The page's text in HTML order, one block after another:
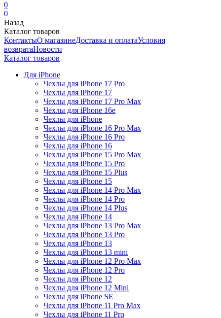
0
0
Назад
Каталог товаров
КонтактыО магазинеДоставка и оплатаУсловия
возвратаНовости
Каталог товаров
Для iPhone
Чехлы для iPhone 17 Pro
Чехлы для iPhone 17
Чехлы для iPhone 17 Pro Max
Чехлы для iPhone 16e
Чехлы для iPhone
Чехлы для iPhone 16 Pro Max
Чехлы для iPhone 16 Pro
Чехлы для iPhone 16
Чехлы для iPhone 15 Pro Max
Чехлы для iPhone 15 Pro
Чехлы для iPhone 15 Plus
Чехлы для iPhone 15
Чехлы для iPhone 14 Pro Max
Чехлы для iPhone 14 Pro
Чехлы для iPhone 14 Plus
Чехлы для iPhone 14
Чехлы для iPhone 13 Pro Max
Чехлы для iPhone 13 Pro
Чехлы для iPhone 13
Чехлы для iPhone 13 mini
Чехлы для iPhone 12 Pro Max
Чехлы для iPhone 12 Pro
Чехлы для iPhone 12
Чехлы для iPhone 12 Mini
Чехлы для iPhone SE
Чехлы для iPhone 11 Pro Max
Чехлы для iPhone 11 Pro